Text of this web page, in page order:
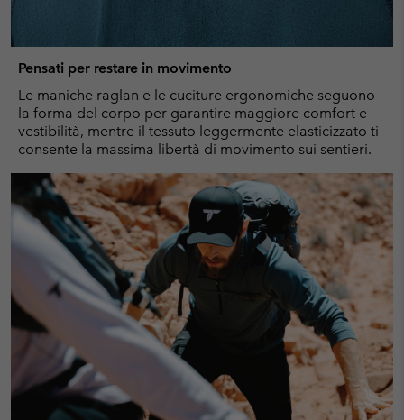
Pensati per restare in movimento
Le maniche raglan e le cuciture ergonomiche seguono
la forma del corpo per garantire maggiore comfort e
vestibilità, mentre il tessuto leggermente elasticizzato ti
consente la massima libertà di movimento sui sentieri.